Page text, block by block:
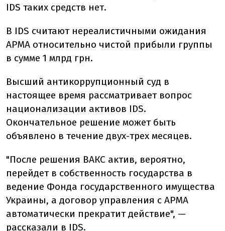
IDS таких средств нет.
В IDS считают нереалистичными ожидания
АРМА относительно чистой прибыли группы
в сумме 1 млрд грн.
Высший антикоррупционный суд в
настоящее время рассматривает вопрос
национализации активов IDS.
Окончательное решение может быть
объявлено в течение двух-трех месяцев.
"После решения ВАКС актив, вероятно,
перейдет в собственность государства в
ведение Фонда государственного имущества
Украины, а договор управления с АРМА
автоматически прекратит действие", —
рассказали в IDS.